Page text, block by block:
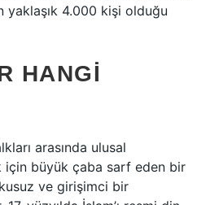
yaklaşık 4.000 kişi olduğu
HANGI
arasında ulusal
için büyük çaba sarf eden bir
ve girişimci bir